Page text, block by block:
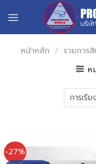
หน้าหลัก / รายการ
ห
-27%